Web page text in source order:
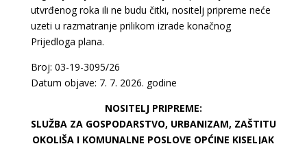
utvrđenog roka ili ne budu čitki, nositelj pripreme neće
uzeti u razmatranje prilikom izrade konačnog
Prijedloga plana.
Broj: 03-19-3095/26
Datum objave: 7. 7. 2026. godine
NOSITELJ PRIPREME:
SLUŽBA ZA GOSPODARSTVO, URBANIZAM, ZAŠTITU
OKOLIŠA I KOMUNALNE POSLOVE OPĆINE KISELJAK